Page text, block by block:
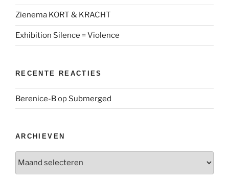
Zienema KORT & KRACHT
Exhibition Silence = Violence
RECENTE REACTIES
Berenice-Bop Submerged
ARCHIEVEN